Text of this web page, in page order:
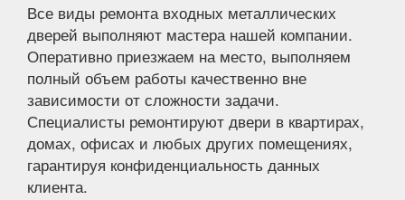
Все виды ремонта входных металлических
дверей выполняют мастера нашей компании.
Оперативно приезжаем на место, выполняем
полный объем работы качественно вне
зависимости от сложности задачи.
Специалисты ремонтируют двери в квартирах,
домах, офисах и любых других помещениях,
гарантируя конфиденциальность данных
клиента.